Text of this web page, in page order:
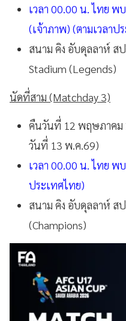
เวลา 00.00 น. ไทย พ
(เจ้าภาพ) (ตามเวลาป
สนาม คิง อับดุลลาห์ ส
Stadium (Legends)
นัดที่สาม (Matchday 3)
คืนวันที่ 12 พฤษภาคม
วันที่ 13 พ.ค.69)
เวลา 00.00 น. ไทย พ
ประเทศไทย)
สนาม คิง อับดุลลาห์ ส
(Champions)